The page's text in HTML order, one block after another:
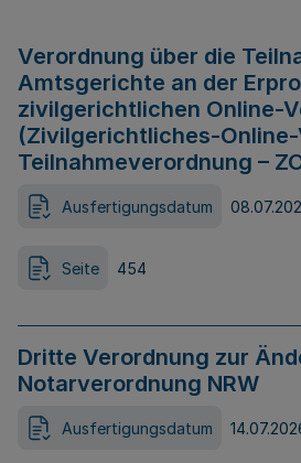
Verordnung über die
Amtsgerichte an der
zivilgerichtlichen Online-
(Zivilgerichtliches-
Teilnahmeverordnung –
Ausfertigungsdatum
Seite 454
Dritte Verordnung zur
Notarverordnung NRW
Ausfertigungsdatum